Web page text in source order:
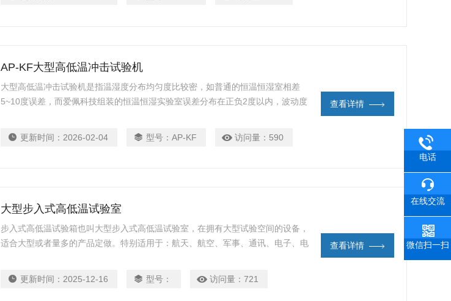
AP-KF大型高低温冲击试验机
大型高低温冲击试验机是指温湿度分布均匀度比较密，如普通的恒温恒湿室相差
5~10度误差，而爱佩科技组装的恒温恒湿实验室误差分布在正负2度以内，波动度
更新时间： 2026-02-04 型号：AP-KF 访问量： 590
查看详情
大型步入式高低温试验室
步入式高低温试验箱也叫大型步入式高低温试验室，在拥有大型试验空间的设备，
适合大型或者量多的产品定做。特别适用于：航天、航空、军事、通讯、电子、电
更新时间： 2025-12-16 型号： 访问量：721
查看详情
电话
在线交流
微信扫一扫